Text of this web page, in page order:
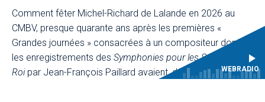
Comment fêter Michel-Richard de Lalande en 2026 au
CMBV, presque quarante ans après les premières «
Grandes journées » consacrées à un compositeur dont
les enregistrements des Symphonies pour les Soupers du
Roipar Jean-François Paillard avaient, dès les annéesWEBRADIO